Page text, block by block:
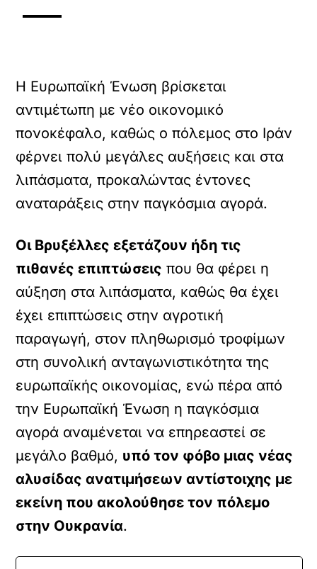
Η Ευρωπαϊκή Ένωση βρίσκεται
αντιμέτωπη με νέο οικονομικό
πονοκέφαλο, καθώς ο πόλεμος στο Ιράν
φέρνει πολύ μεγάλες αυξήσεις και στα
λιπάσματα, προκαλώντας έντονες
αναταράξεις στην παγκόσμια αγορά.
Οι Βρυξέλλες εξετάζουν ήδη τις
πιθανές επιπτώσεις που θα φέρει η
αύξηση στα λιπάσματα, καθώς θα έχει
έχει επιπτώσεις στην αγροτική
παραγωγή, στον πληθωρισμό τροφίμων
στη συνολική ανταγωνιστικότητα της
ευρωπαϊκής οικονομίας, ενώ πέρα από
την Ευρωπαϊκή Ένωση η παγκόσμια
αγορά αναμένεται να επηρεαστεί σε
μεγάλο βαθμό, υπό τον φόβο μιας νέας
αλυσίδας ανατιμήσεων αντίστοιχης με
εκείνη που ακολούθησε τον πόλεμο
στην Ουκρανία.